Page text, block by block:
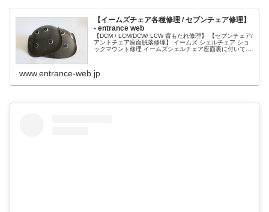
【イームズチェア各種修理 / セブンチェア修理】
- entrance web
【DCM / LCM/DCW/ LCW 背もたれ修理】 【セブンチェア/
アントチェア座面脱落修理】 イームズ シェルチェア ショ
ックマウント修理 イームズシェルチェア座面裏に付いてい
www.entrance-web.jp